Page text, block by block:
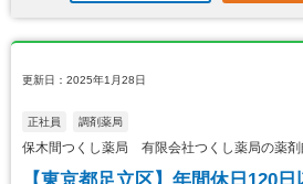
更新日：2025年1月28日
正社員 調剤薬局
保木間つくし薬局 有限会社つくし薬局の薬剤